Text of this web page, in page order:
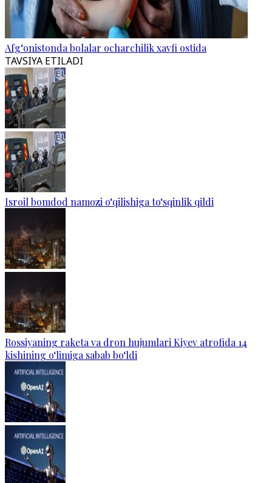
Afg‘onistonda bolalar ocharchilik xavfi ostida
TAVSIYA ETILADI
Isroil bomdod namozi o‘qilishiga to‘sqinlik qildi
Rossiyaning raketa va dron hujumlari Kiyev atrofida 14
kishining o‘limiga sabab bo‘ldi